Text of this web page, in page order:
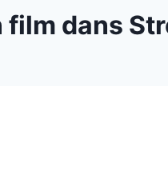
film dans